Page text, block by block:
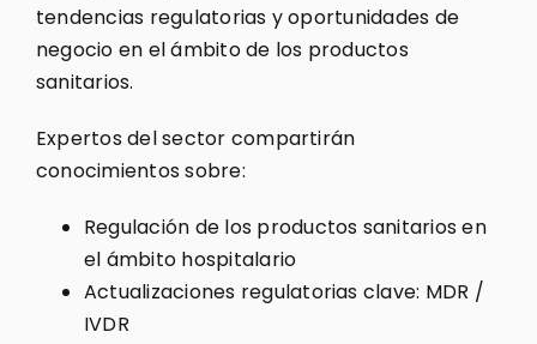
tendencias regulatorias y oportunidades de
negocio en el ámbito de los productos
sanitarios.
Expertos del sector compartirán
conocimientos sobre:
Regulación de los productos sanitarios en
el ámbito hospitalario
Actualizaciones regulatorias clave: MDR /
IVDR